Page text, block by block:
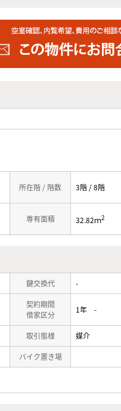
所在階 / 階数 3階 / 8階
専有面積 32.82ｍ2
鍵交換代 -
契約期間
借家区分
1年 -
取引態様 媒介
バイク置き場